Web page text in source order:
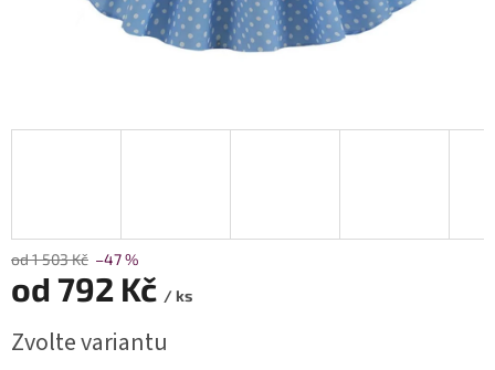
od 1 503 Kč –47 %
od 792 Kč / ks
cena:
Zvolte variantu